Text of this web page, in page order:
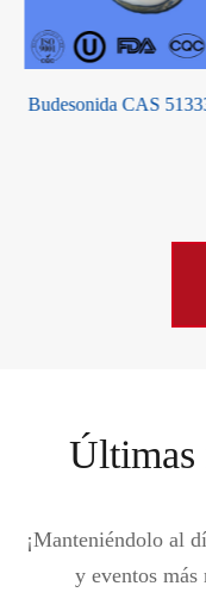
Budesonida CAS
Últimas
¡Manteniéndolo al
y eventos más